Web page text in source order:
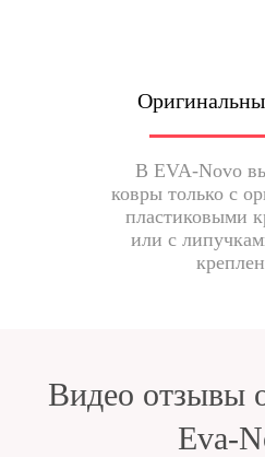
В EVA-Novo
ковры только с
пластиковыми
или с
Видео отзывы
Eva-